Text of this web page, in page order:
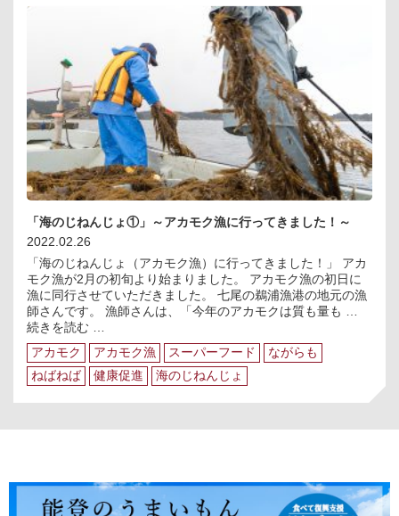
ク
漁
の
体
験
し
ま
し
た
～
「海のじねんじょ①」～アカモク漁に行ってきました！～
2022.02.26
「海のじねんじょ（アカモク漁）に行ってきました！」 アカ
モク漁が2月の初旬より始まりました。 アカモク漁の初日に
漁に同行させていただきました。 七尾の鵜浦漁港の地元の漁
師さんです。 漁師さんは、「今年のアカモクは質も量も …
続きを読む
の
じ
ね
ん
じ
カ
モ
…
アカモク
アカモク漁 スーパーフード
ながらも
ねばねば
健康促進 海のじねんじょ